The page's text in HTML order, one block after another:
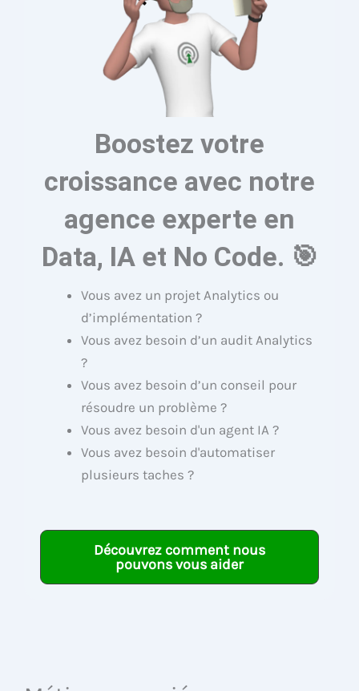
Boostez votre
croissance avec notre
agence experte en
Data, IA et No Code. 🎯
Vous avez un projet Analytics ou
d’implémentation ?
Vous avez besoin d’un audit Analytics
?
Vous avez besoin d’un conseil pour
résoudre un problème ?
Vous avez besoin d'un agent IA ?
Vous avez besoin d'automatiser
plusieurs taches ?
Découvrez comment nous
pouvons vous aider